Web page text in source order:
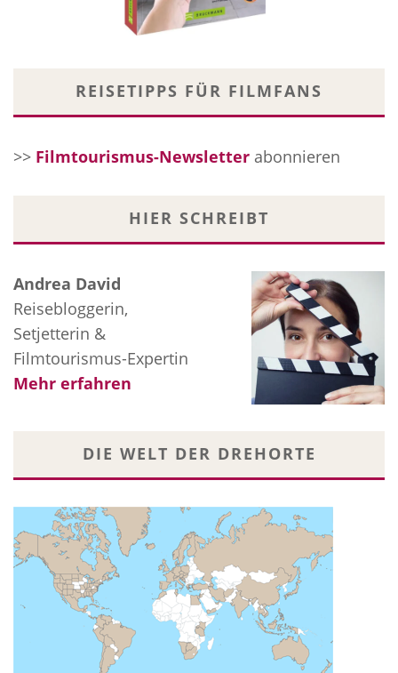
REISETIPPS FÜR FILMFANS
>> Filmtourismus-Newsletter abonnieren
HIER SCHREIBT
Andrea David
Reisebloggerin,
Setjetterin &
Filmtourismus-Expertin
Mehr erfahren
DIE WELT DER DREHORTE